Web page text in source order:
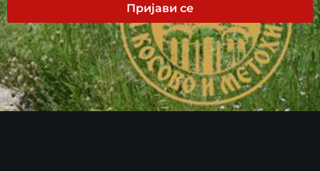
Пријави се